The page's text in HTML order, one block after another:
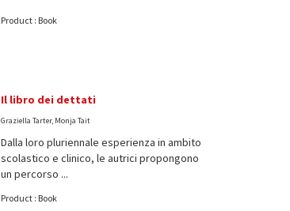
Product : Book
Il libro dei dettati
Graziella Tarter, Monja Tait
Dalla loro pluriennale esperienza in ambito
scolastico e clinico, le autrici propongono
un percorso ...
Product : Book